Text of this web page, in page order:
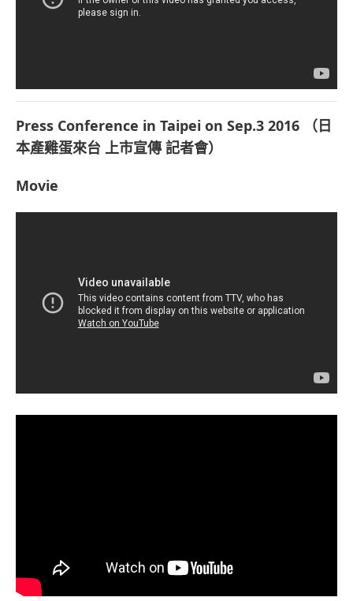
Press Conference in Taipei on Sep.3 2016 （日
本產雞蛋來台 上市宣傳 記者會）
Movie